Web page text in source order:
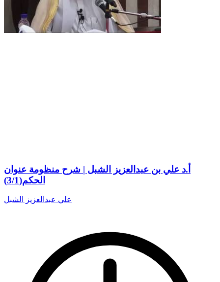
أ.د علي بن عبدالعزيز الشبل | شرح منظومة عنوان
الحكم(3/1)
علي عبدالعزيز الشبل